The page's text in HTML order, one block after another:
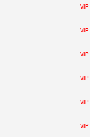
VIP
VIP
VIP
VIP
VIP
VIP